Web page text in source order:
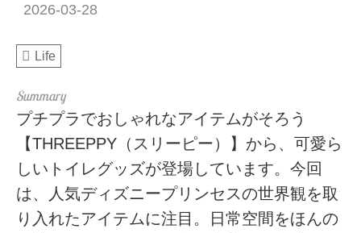
2026-03-28
Life
プチプラでおしゃれなアイテムがそろう
【THREEPPY（スリーピー）】から、可愛ら
しいトイレグッズが登場しています。今回
は、人気ディズニープリンセスの世界観を取
り入れたアイテムに注目。日常空間をほんの